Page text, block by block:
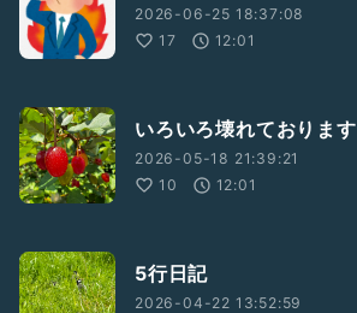
2026-06-25 18:37:08
17
12:01
いろいろ壊れております
2026-05-18 21:39:21
10
12:01
5行日記
2026-04-22 13:52:59